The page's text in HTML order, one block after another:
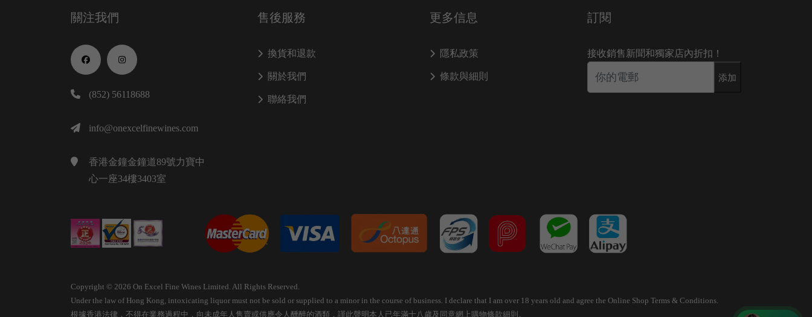
關注我們
(852) 56118688
info@onexcelfinewines.com
香港金鐘金鐘道89號力寶中
心一座34樓3403室
售後服務
換貨和退款
關於我們
聯絡我們
更多信息
隱私政策
條款與細則
訂閱
接收銷售新聞和獨家店內折扣！
添加
Copyright © 2026 On Excel Fine Wines Limited. All Rights Reserved.
Under the law of Hong Kong, intoxicating liquor must not be sold or supplied to a minor in the course of business. I declare that I am over 18 years old and agree the Online Shop Terms & Conditions.
根據香港法律，不得在業務過程中，向未成年人售賣或供應令人醺醉的酒類，謹此聲明本人已年滿十八歲及同意網上購物條款細則。